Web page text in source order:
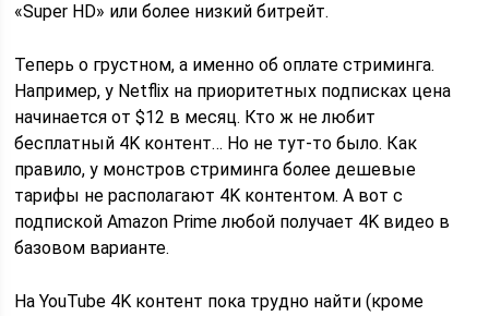
«Super HD» или более низкий битрейт.
Теперь о грустном, а именно об оплате стриминга.
Например, у Netflix на приоритетных подписках цена
начинается от $12 в месяц. Кто ж не любит
бесплатный 4K контент… Но не тут-то было. Как
правило, у монстров стриминга более дешевые
тарифы не располагают 4K контентом. А вот с
подпиской Amazon Prime любой получает 4K видео в
базовом варианте.
На YouTube 4K контент пока трудно найти (кроме